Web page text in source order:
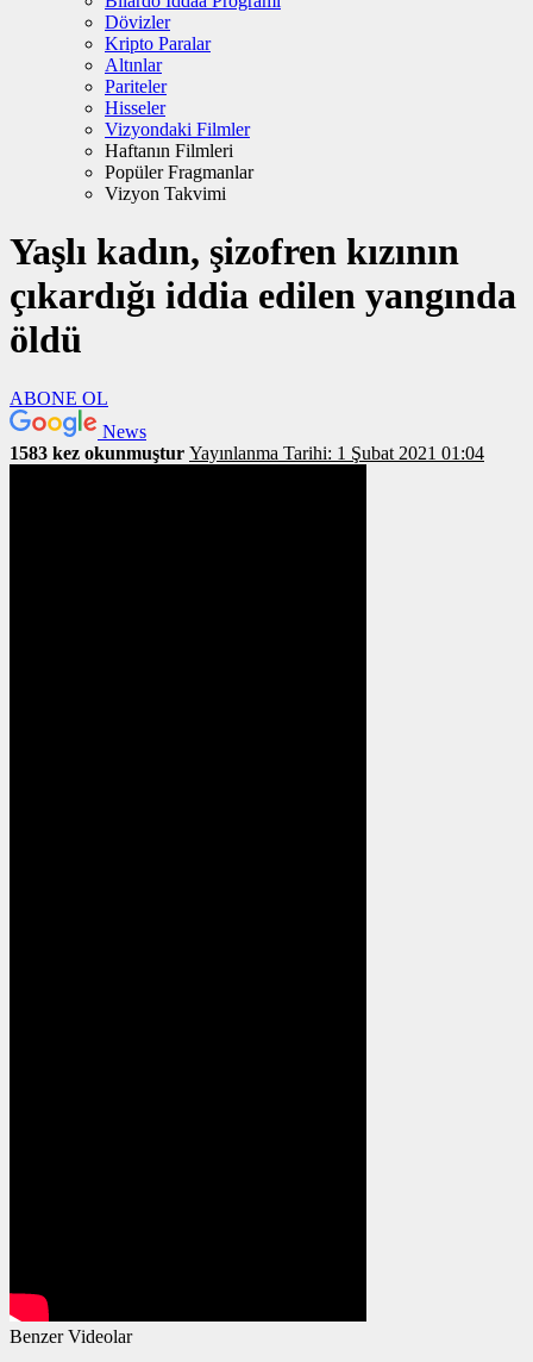
Dövizler
Kripto Paralar
Altınlar
Pariteler
Hisseler
Vizyondaki Filmler
Haftanın Filmleri
Popüler Fragmanlar
Vizyon Takvimi
Yaşlı kadın, şizofren kızının
çıkardığı iddia edilen yangında
öldü
ABONE OL
News
1583 kez okunmuştur Yayınlanma Tarihi: 1 Şubat 2021 01:04
Benzer Videolar